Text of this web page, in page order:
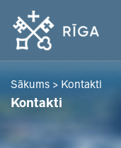
Sākums > Kontakti
Kontakti